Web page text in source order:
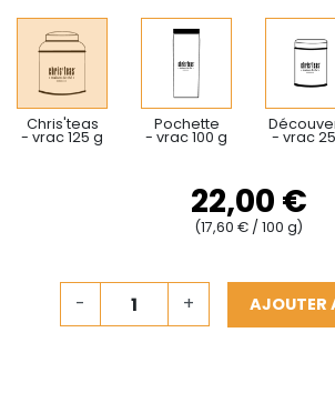
Chris'teas
- vrac 125 g
Pochette
- vrac 100 g - vrac
22,00 €
(17,60 € / 100 g)
- + AJOUTER